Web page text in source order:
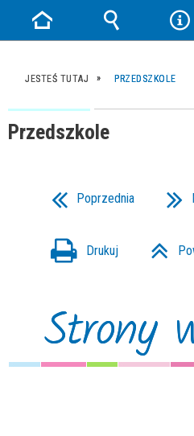
JESTEŚ TUTAJ PRZEDSZKOLE
Przedszkole
Poprzednia
Drukuj
Strony
Strona
główna